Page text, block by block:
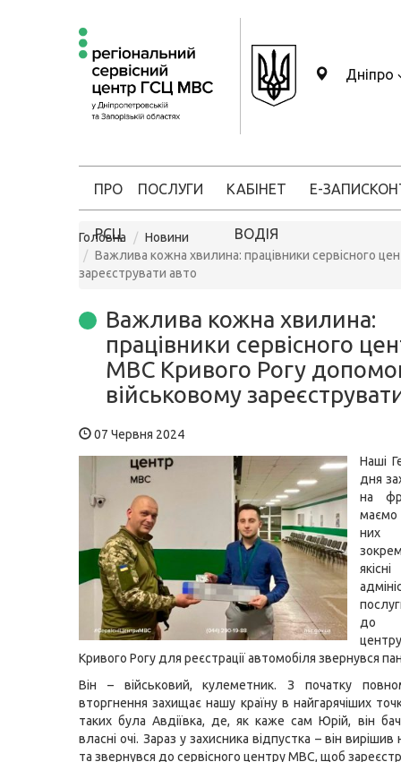
Дніпро
ПРО
РСЦ
ПОСЛУГИ КАБІНЕТ
ВОДІЯ
Е-ЗАПИС
Головна
Новини
Важлива кожна хвилина: працівники сервісного
зареєструвати авто
Важлива кожна хвилина:
працівники сервісного
МВС Кривого Рогу
військовому
07 Червня 2024
Наші
дня
на
маємо
них
якісні
до
Кривого Рогу для реєстрації автомобіля звернувся
Він – військовий, кулеметник. З початку
вторгнення захищає нашу країну в найгарячіших
таких була Авдіївка, де, як каже сам Юрій, він
власні очі. Зараз у захисника відпустка – він вирішив
та звернувся до сервісного центру МВС, щоб